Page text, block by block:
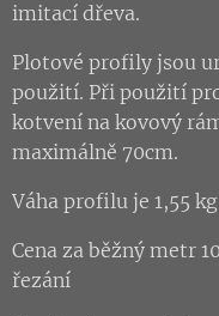
imitací dřeva.
Plotové profily jsou
použití. Při použití
kotvení na kovový
maximálně 70cm.
Váha profilu je 1,55
Cena za běžný metr
řezání